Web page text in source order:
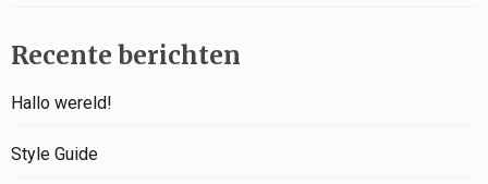
Recente berichten
Hallo wereld!
Style Guide